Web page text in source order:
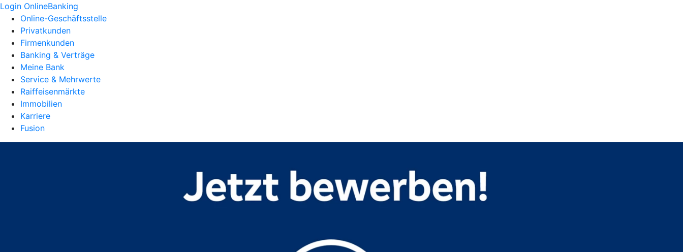
Login OnlineBanking
Online-Geschäftsstelle
Privatkunden
Firmenkunden
Banking & Verträge
Meine Bank
Service & Mehrwerte
Raiffeisenmärkte
Immobilien
Karriere
Fusion